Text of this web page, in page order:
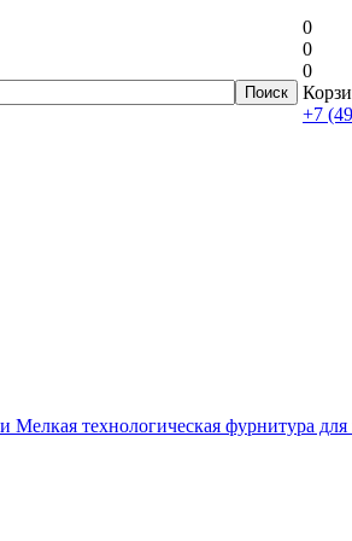
0
0
0
+7
технологическая фурнитура